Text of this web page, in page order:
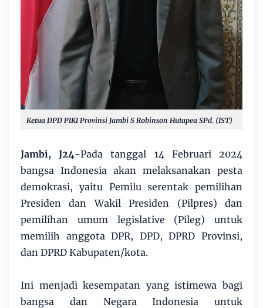
Ketua DPD PIKI Provinsi Jambi S Robinson Hutapea SPd. (IST)
Jambi, J24-Pada tanggal 14 Februari 2024
bangsa Indonesia akan melaksanakan pesta
demokrasi, yaitu Pemilu serentak pemilihan
Presiden dan Wakil Presiden (Pilpres) dan
pemilihan umum legislative (Pileg) untuk
memilih anggota DPR, DPD, DPRD Provinsi,
dan DPRD Kabupaten/kota.
Ini menjadi kesempatan yang istimewa bagi
bangsa dan Negara Indonesia untuk